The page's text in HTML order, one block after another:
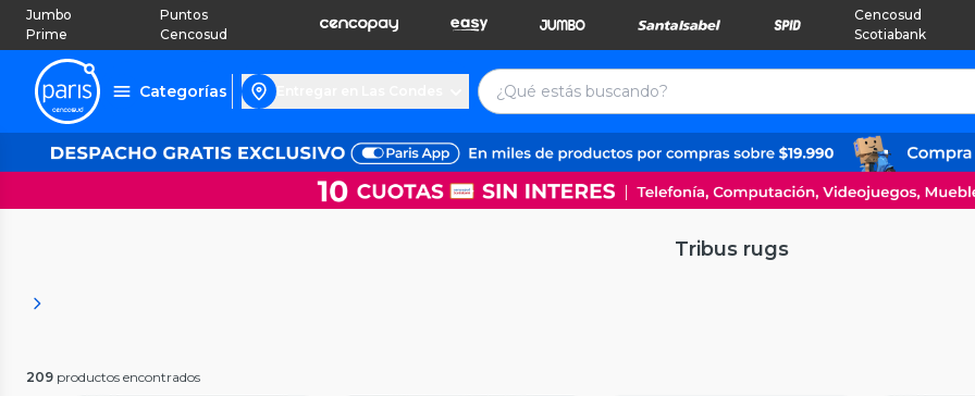
Jumbo
Prime
Puntos
Cencosud
Cencosud
Scotiabank
Categorías
Tribus rugs
209 productos encontrados